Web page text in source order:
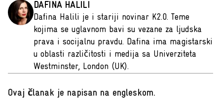
DAFINA HALILI
Dafina Halili je i stariji novinar K2.0. Teme
kojima se uglavnom bavi su vezane za ljudska
prava i socijalnu pravdu. Dafina ima magistarski
u oblasti različitosti i medija sa Univerziteta
Westminster, London (UK).
Ovaj članak je napisan na engleskom.